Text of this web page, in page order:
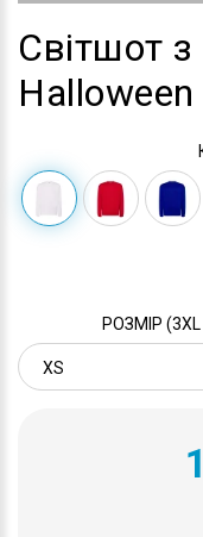
Світшот
РОЗМІР (3XL